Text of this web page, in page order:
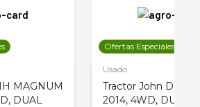
MAGNUM
DUAL
Ofertas Especiales
Usado
Tractor John Deere
2014, 4WD, DUAL